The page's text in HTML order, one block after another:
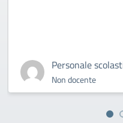
Personale
Non docente